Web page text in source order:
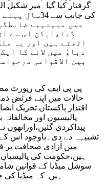
گرفتار کیا گیا۔میر شکیل
کی جانب سے
میں مبینہبے
گیا،لیکن اس سے
اٹھتے ہیں اور یہ
دباوٗ میں لانے کا
بین الاقوامی
پی پی ایف کی رپورٹ
حالات میں اپنے فرئض
اقتدار پاکستان
پالیسیوں اور
تشبیہہ دے دی۔باوجود اس
میں آزادی صحافت پر
ہیں،حکومت کی پالیسیاں
سوشل میڈیا کے قوانین
ہیں کہ میڈیا کی